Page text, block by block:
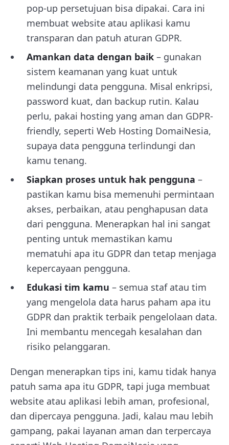
pop-up persetujuan bisa dipakai. Cara ini
membuat website atau aplikasi kamu
transparan dan patuh aturan GDPR.
Amankan data dengan baik – gunakan
sistem keamanan yang kuat untuk
melindungi data pengguna. Misal enkripsi,
password kuat, dan backup rutin. Kalau
perlu, pakai hosting yang aman dan GDPR-
friendly, seperti Web Hosting DomaiNesia,
supaya data pengguna terlindungi dan
kamu tenang.
Siapkan proses untuk hak pengguna –
pastikan kamu bisa memenuhi permintaan
akses, perbaikan, atau penghapusan data
dari pengguna. Menerapkan hal ini sangat
penting untuk memastikan kamu
mematuhi apa itu GDPR dan tetap menjaga
kepercayaan pengguna.
Edukasi tim kamu – semua staf atau tim
yang mengelola data harus paham apa itu
GDPR dan praktik terbaik pengelolaan data.
Ini membantu mencegah kesalahan dan
risiko pelanggaran.
Dengan menerapkan tips ini, kamu tidak hanya
patuh sama apa itu GDPR, tapi juga membuat
website atau aplikasi lebih aman, profesional,
dan dipercaya pengguna. Jadi, kalau mau lebih
gampang, pakai layanan aman dan terpercaya